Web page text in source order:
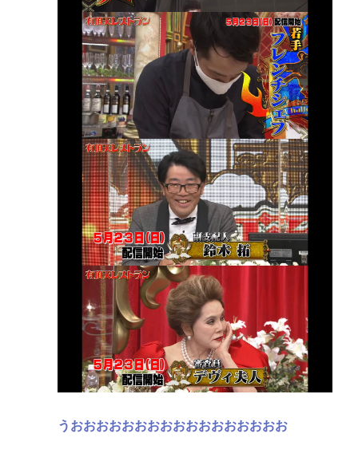
うおおおおおおおおおおおおおおおおお